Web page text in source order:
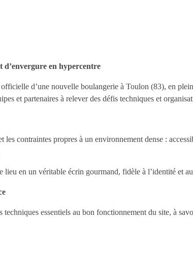
en hypercentre
d’une nouvelle boulangerie à Toulon (83), en
et partenaires à relever des défis techniques et
contraintes propres à un environnement dense :
en un véritable écrin gourmand, fidèle à l’identité et
essentiels au bon fonctionnement du site, à